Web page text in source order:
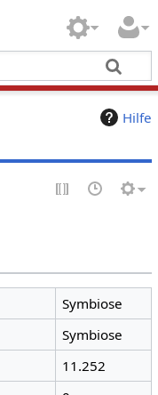
Hilfe
Symbiose
Symbiose
11.252